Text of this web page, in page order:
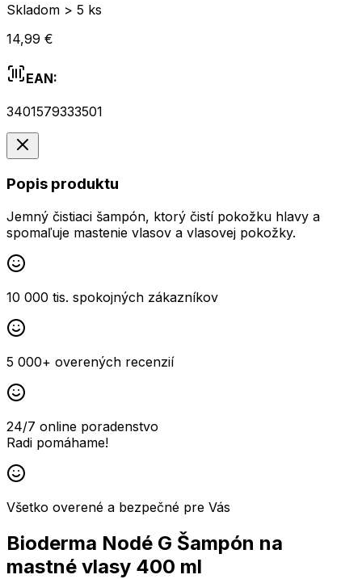
Skladom > 5 ks
14,99 €
EAN:
3401579333501
Popis produktu
Jemný čistiaci šampón, ktorý čistí pokožku hlavy a
spomaľuje mastenie vlasov a vlasovej pokožky.
10 000 tis. spokojných zákazníkov
5 000+ overených recenzií
24/7 online poradenstvo
Radi pomáhame!
Všetko overené a bezpečné pre Vás
Bioderma Nodé G Šampón na
mastné vlasy 400 ml